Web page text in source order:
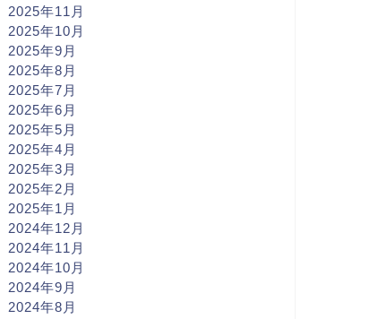
2025年11月
2025年10月
2025年9月
2025年8月
2025年7月
2025年6月
2025年5月
2025年4月
2025年3月
2025年2月
2025年1月
2024年12月
2024年11月
2024年10月
2024年9月
2024年8月